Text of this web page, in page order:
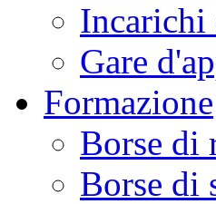
Incarichi
Gare
Formazione
Borse di
Borse di